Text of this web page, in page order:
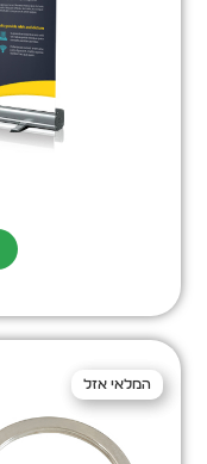
המלאי אזל
המלאי אזל